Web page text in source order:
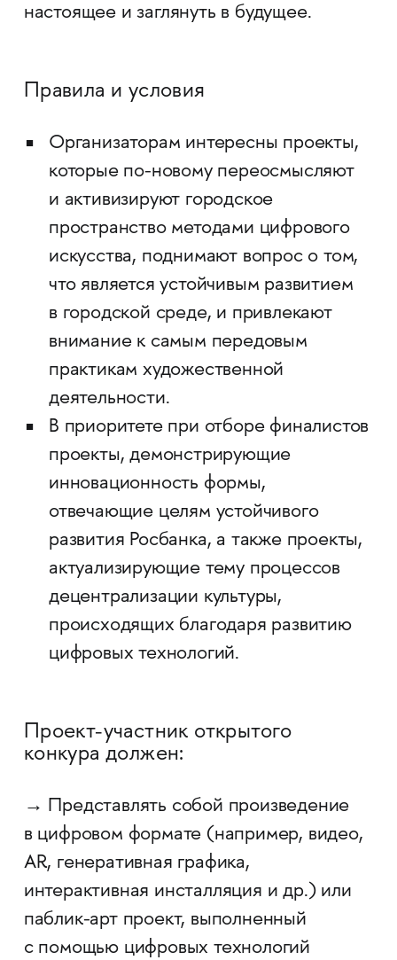
настоящее и заглянуть в будущее.
Правила и условия
Организаторам интересны проекты,
которые по-новому переосмысляют
и активизируют городское
пространство методами цифрового
искусства, поднимают вопрос о том,
что является устойчивым развитием
в городской среде, и привлекают
внимание к самым передовым
практикам художественной
деятельности.
В приоритете при отборе финалистов
проекты, демонстрирующие
инновационность формы,
отвечающие целям устойчивого
развития Росбанка, а также проекты,
актуализирующие тему процессов
децентрализации культуры,
происходящих благодаря развитию
цифровых технологий.
Проект-участник открытого
конкура должен:
→ Представлять собой произведение
в цифровом формате (например, видео,
AR, генеративная графика, ​​
интерактивная инсталляция и др.) или
паблик-арт проект, выполненный
с помощью цифровых технологий